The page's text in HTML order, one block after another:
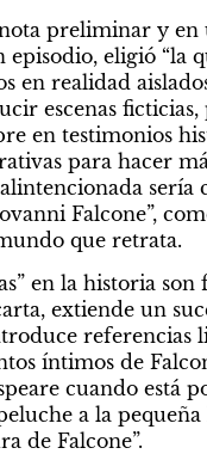
preliminar y
eligió “la
en realidad
escenas ficticias,
en testimonios
para hacer
sería
Falcone”,
que retrata.
en la historia son
extiende un
referencias
íntimos de
cuando está
a la
de Falcone”.